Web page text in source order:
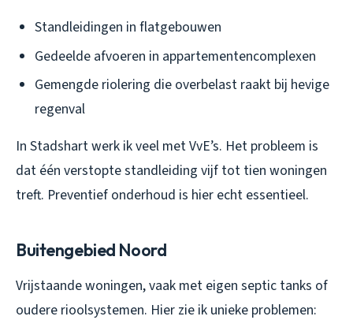
Standleidingen in flatgebouwen
Gedeelde afvoeren in appartementencomplexen
Gemengde riolering die overbelast raakt bij hevige
regenval
In Stadshart werk ik veel met VvE’s. Het probleem is
dat één verstopte standleiding vijf tot tien woningen
treft. Preventief onderhoud is hier echt essentieel.
Buitengebied Noord
Vrijstaande woningen, vaak met eigen septic tanks of
oudere rioolsystemen. Hier zie ik unieke problemen: